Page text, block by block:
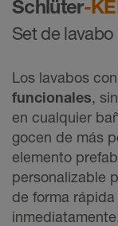
Schlüter-
Set de
Los lavabos con
funcionales,
en cualquier
gocen de más
elemento
personalizable
de forma